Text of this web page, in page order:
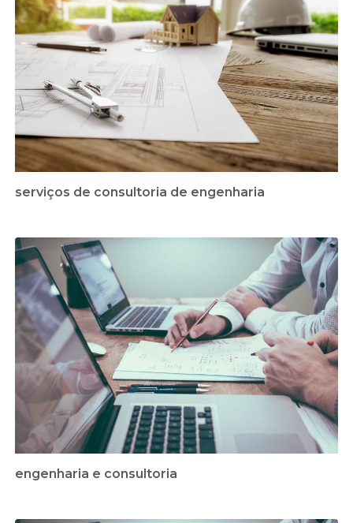
serviços de consultoria de engenharia
engenharia e consultoria